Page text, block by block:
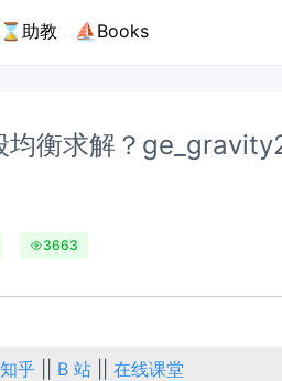
⌛助教 ⛵Books
均衡求解？
3663
知乎 B 站 ||在线课堂